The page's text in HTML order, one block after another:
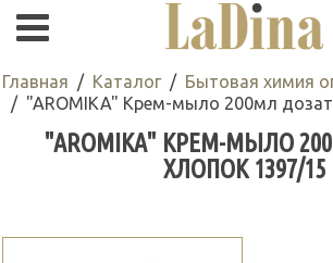
Главная Каталог
Бытовая химия
"AROMIKA" Крем-мыло 200мл
"AROMIKA" КРЕМ-МЫЛО
ХЛОПОК 1397/15